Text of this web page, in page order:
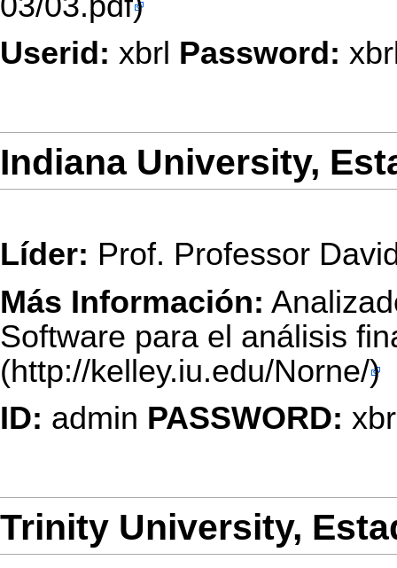
Userid: xbrl Password:
Indiana University,
Líder: Prof. Professor
Más Información:
Software para el análisis
ID: admin PASSWORD:
Trinity University,